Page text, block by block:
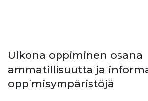
Ulkona oppiminen osana
ammatillisuutta ja
oppimisympäristöjä